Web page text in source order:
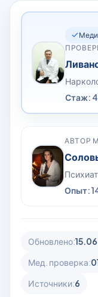
Стаж:
АВТОР
Опыт:
Обновлено:
Мед. проверка:
Источники:6